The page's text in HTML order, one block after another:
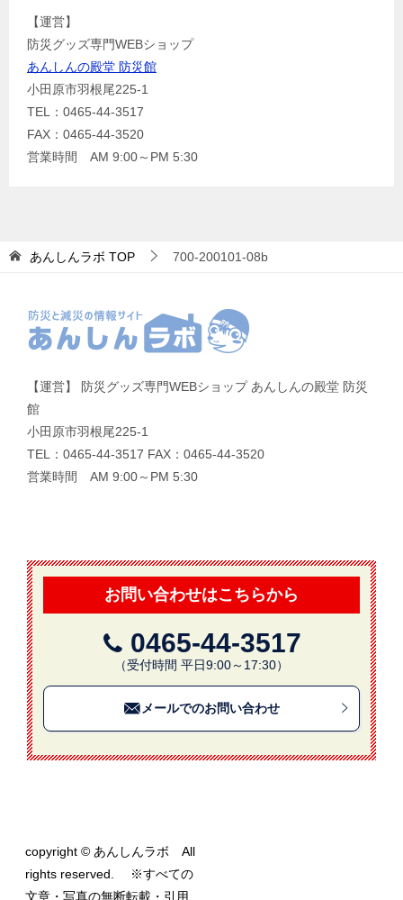
【運営】
防災グッズ専門WEBショップ
あんしんの殿堂 防災館
小田原市羽根尾225-1
TEL：0465-44-3517
FAX：0465-44-3520
営業時間 AM 9:00～PM 5:30
あんしんラボ TOP 700-200101-08b
【運営】 防災グッズ専門WEBショップ あんしんの殿堂 防災
館
小田原市羽根尾225-1
TEL：0465-44-3517 FAX：0465-44-3520
営業時間 AM 9:00～PM 5:30
お問い合わせはこちらから
0465-44-3517
（受付時間 平日9:00～17:30）
メールでのお問い合わせ
copyright © あんしんラボ All
rights reserved. ※すべての
文章・写真の無断転載・引用